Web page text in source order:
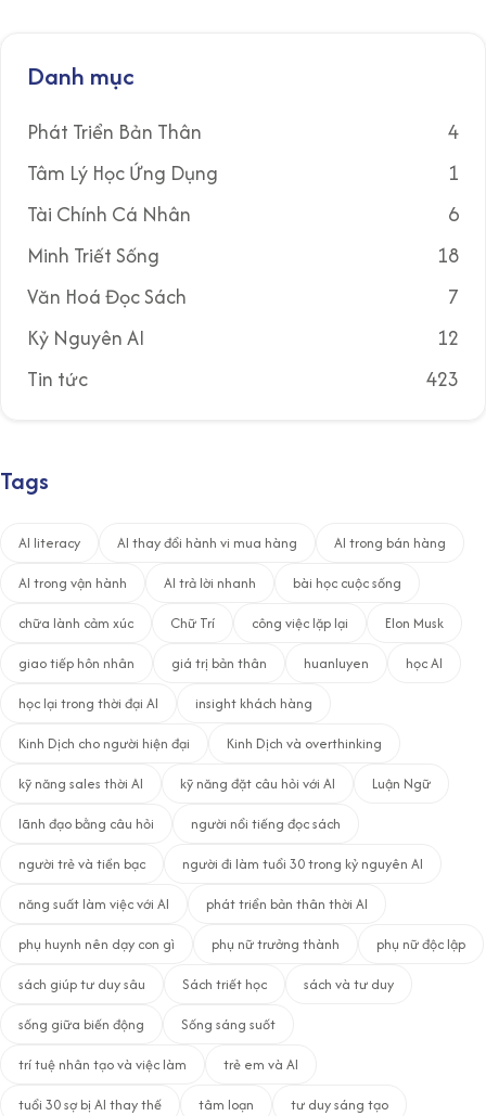
Danh mục
Phát Triển Bản Thân
4
Tâm Lý Học Ứng Dụng
1
Tài Chính Cá Nhân
6
Minh Triết Sống
18
Văn Hoá Đọc Sách
7
Kỷ Nguyên AI
12
Tin tức
423
Tags
AI literacy AI thay đổi hành vi mua hàng
AI trong bán hàng
AI trong vận hành
AI trả lời nhanh
bài học cuộc sống
chữa lành cảm xúc
Chữ Trí công việc lặp lại
Elon Musk
giao tiếp hôn nhân
giá trị bản thân huanluyen
học AI
học lại trong thời đại AI
insight khách hàng
Kinh Dịch cho người hiện đại
Kinh Dịch và overthinking
kỹ năng sales thời AI
kỹ năng đặt câu hỏi với AI
Luận Ngữ
lãnh đạo bằng câu hỏi
người nổi tiếng đọc sách
người trẻ và tiền bạc
người đi làm tuổi 30 trong kỷ nguyên AI
năng suất làm việc với AI
phát triển bản thân thời AI
phụ huynh nên dạy con gì
phụ nữ trưởng thành
phụ nữ độc lập
sách giúp tư duy sâu
Sách triết học
sách và tư duy
sống giữa biến động
Sống sáng suốt
trí tuệ nhân tạo và việc làm
trẻ em và AI
tuổi 30 sợ bị AI thay thế
tâm loạn
tư duy sáng tạo